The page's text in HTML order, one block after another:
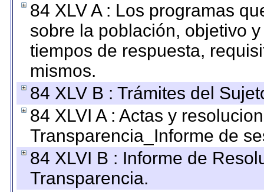
84 XLV A : Los programas
sobre la población, objetivo
tiempos de respuesta,
mismos.
84 XLV B : Trámites del
84 XLVI A : Actas y
Transparencia_Informe de
84 XLVI B : Informe de
Transparencia.